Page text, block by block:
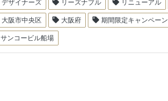
デザイナーズ リーズナブル リニューアル
大阪市中央区 大阪府 期間限定キャンペーン
サンコービル船場